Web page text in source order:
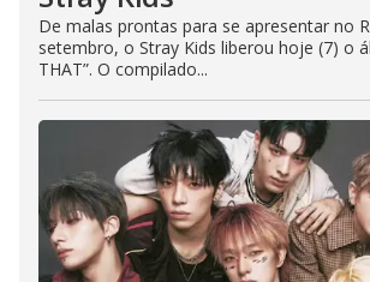
De malas prontas para se apresentar no
setembro, o Stray Kids liberou hoje (7) o
THAT”. O compilado...